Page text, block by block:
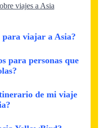
viajes a Asia
para viajar a Asia?
para personas que
de mi viaje